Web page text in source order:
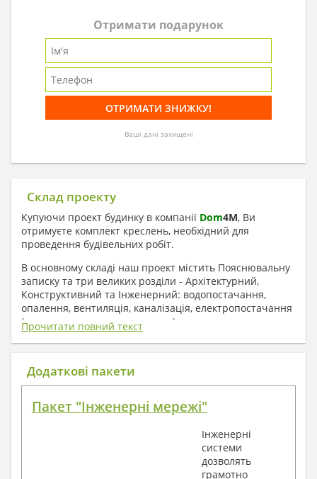
Отримати подарунок
Ваші дані захищені
Склад проекту
Купуючи проект будинку в компанії Dom4M, Ви
отримуєте комплект креслень, необхідний для
проведення будівельних робіт.
В основному складі наш проект містить Пояснювальну
записку та три великих розділи - Архітектурний,
Конструктивний та Інженерний: водопостачання,
опалення, вентиляція, каналізація, електропостачання
( купується за додаткову плату ).
1. До складу Архітектурного розділу
входять:
План покрівлі
Фасади з даними зовнішніх оздоблень
Елементи прорізів – специфікація
Дані перемичок – перетин та специфікація
Прочитати повний текст
Додаткові пакети
Пакет "Інженерні мережі"
Інженерні
системи
дозволять
грамотно